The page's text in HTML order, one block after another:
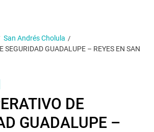
San Andrés Cholula
SEGURIDAD GUADALUPE – REYES EN SAN
DE
GUADALUPE –